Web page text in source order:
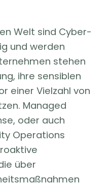
Welt sind Cyber-
und werden
stehen
ihre sensiblen
einer Vielzahl von
Managed
oder auch
Operations
über